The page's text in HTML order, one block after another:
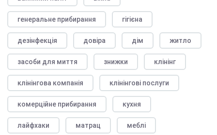
генеральне прибирання гігієна
дезінфекція довіра дім житло
засоби для миття знижки клінінг
клінінгова компанія клінінгові послуги
комерційне прибирання кухня
лайфхаки матрац меблі